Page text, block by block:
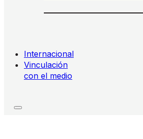
Internacional
Vinculación
con el medio